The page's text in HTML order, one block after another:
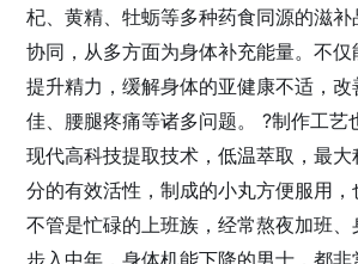
杞、黄精、牡蛎等多种药食同源的滋
协同，从多方面为身体补充能量。不
提升精力，缓解身体的亚健康不适，
佳、腰腿疼痛等诸多问题。 ?制作工艺
现代高科技提取技术，低温萃取，最
分的有效活性，制成的小丸方便服用，
不管是忙碌的上班族，经常熬夜加班
步入中年，身体机能下降的男士，都